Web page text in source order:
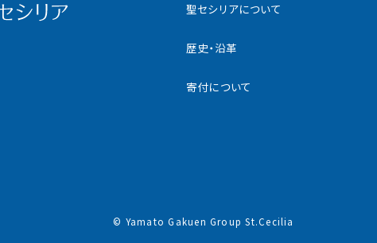
聖セシリアについて
歴史・沿革
寄付について
© Yamato Gakuen Group St.Cecilia